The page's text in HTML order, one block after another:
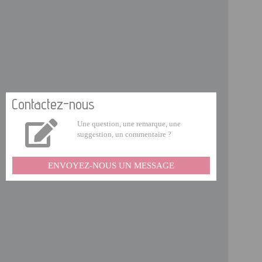
Contactez-nous
Une question, une remarque, une
suggestion, un commentaire ?
ENVOYEZ-NOUS UN MESSAGE